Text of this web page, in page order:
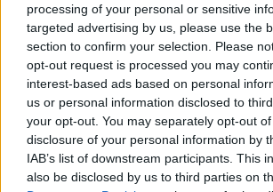
processing of your personal or sensitive
targeted advertising by us, please use the
section to confirm your selection. Please
opt-out request is processed you may
interest-based ads based on personal
us or personal information disclosed to
your opt-out. You may separately opt-out
disclosure of your personal information by
IAB’s list of downstream participants. This
also be disclosed by us to third parties on
Los nombres que aparecen aquí
Bacon, Tacita Dean,John Latham,
muchos otros, lo cual no es una
que esta institución es en
nacional británica.
Esta es también una de las cuatro
ubicadas en Inglaterra, y laTate